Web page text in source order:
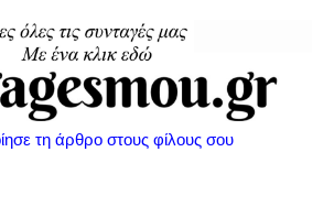
τη άρθρο στους φίλους σου